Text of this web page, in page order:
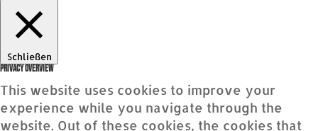
Schließen
Privacy Overview
This website uses cookies to improve your
experience while you navigate through the
website. Out of these cookies, the cookies that